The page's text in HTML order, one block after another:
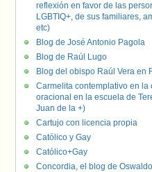
reflexión en favor de las
LGBTIQ+, de sus familiares,
etc)
Blog de José Antonio Pagola
Blog de Raúl Lugo
Blog del obispo Raúl Vera en
Carmelita contemplativo en la
oracional en la escuela de
Juan de la +)
Cartujo con licencia propia
Católico y Gay
Católico+Gay
Concordia, el blog de